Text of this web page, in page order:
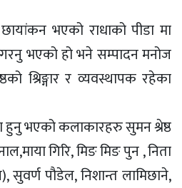
भएको राधाको पीडा मा
भएको हो भने सम्पादन मनोज
श्रिङ्गार र व्यवस्थापक रहेका
हुनु भएको कलाकारहरु सुमन श्रेष्ठ
गिरि, मिङ मिङ पुन , निता
सुवर्ण पौडेल, निशान्त लामिछाने,